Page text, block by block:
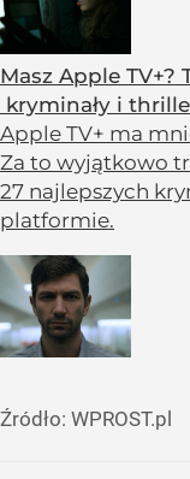
Masz Apple
kryminały i
Apple TV+ ma
Za to wyjątkowo
27 najlepszych
platformie.
Źródło: WPROST.pl